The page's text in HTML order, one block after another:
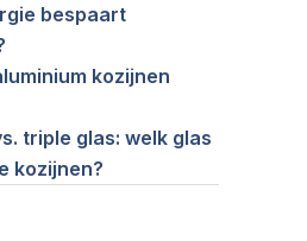
bespaart
kozijnen
triple glas: welk glas
kozijnen?